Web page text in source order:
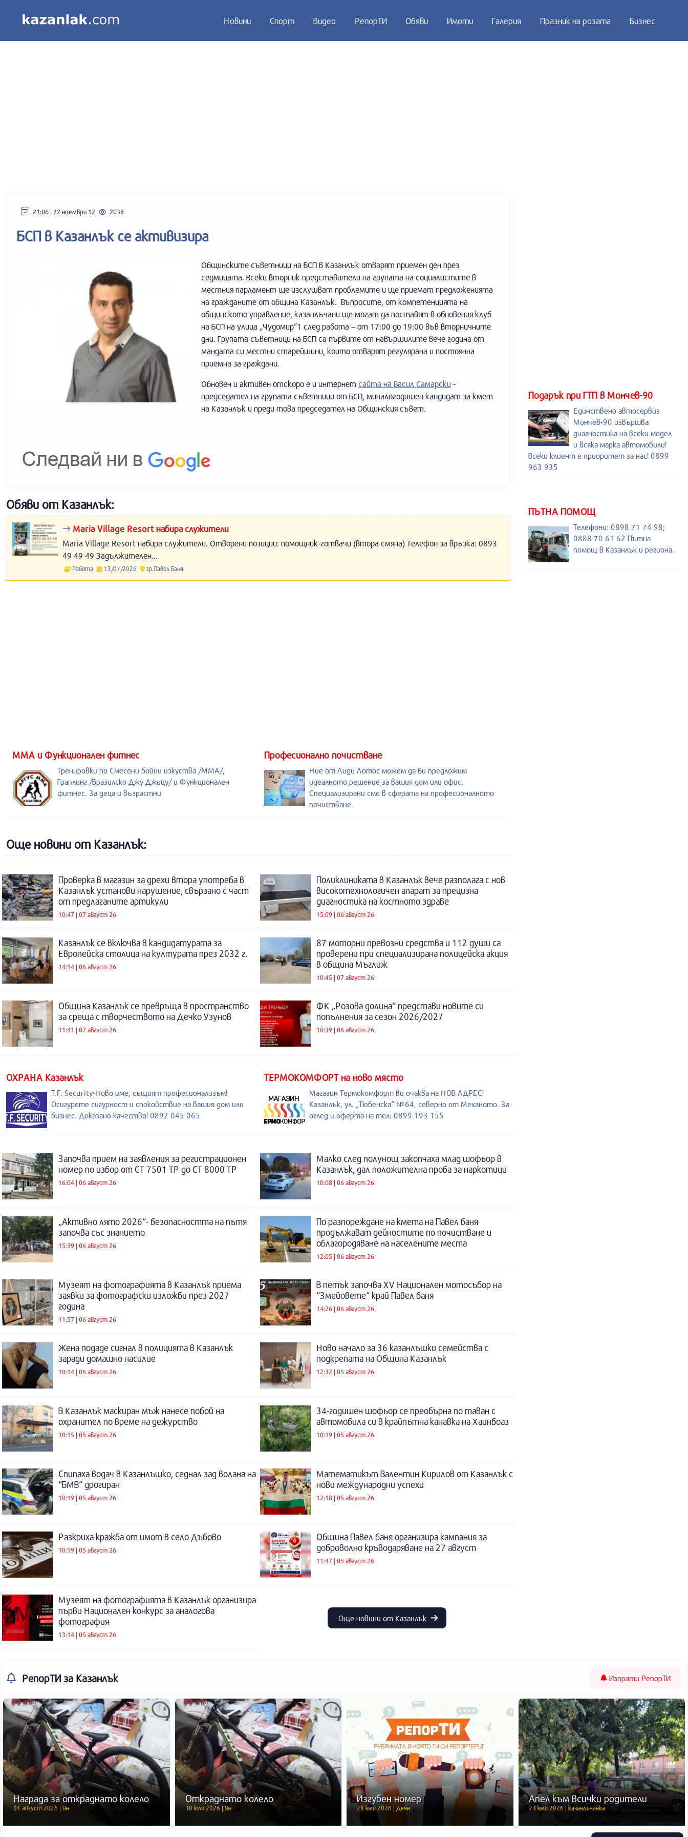
Новини Спорт Видео РепорТИ Обяви Имоти Галерия Празник на розата Бизнес
21:06 | 22 ноември 12 2038
БСП в Казанлък се активизира
Общинските съветници на БСП в Казанлък отварят приемен ден през
седмицата. Всеки вторник представители на групата на социалистите в
местния парламент ще изслушват проблемите и ще приемат предложенията
на гражданите от община Казанлък. Въпросите, от компетенцията на
общинското управление, казанлъчани ще могат да поставят в обновения клуб
на БСП на улица „Чудомир”1 след работа – от 17:00 до 19:00 във вторничните
дни. Групата съветници на БСП са първите от навършилите вече година от
мандата си местни старейшини, които отварят регулярана и постоянна
приемна за граждани.
Обновен и активен отскоро е и интернет сайта на Васил Самарски -
председател на групата съветници от БСП, миналогодишен кандидат за кмет
на Казанлък и преди това председател на Общинския съвет.
Обяви от Казанлък:
Maria Village Resort набира служители
Maria Village Resort набира служители. Отворени позиции: помощник-готвачи (втора смяна) Телефон за връзка: 0893
49 49 49 Задължителен...
Работа 13/07/2026 гр.Павел Баня
Подарък при ГТП в Мончев-90
Единствено автосервиз
Мончев-90 извършва
диагностика на всеки модел
и всяка марка автомобили!
Всеки клиент е приоритет за нас! 0899
963 935
ПЪТНА ПОМОЩ
Телефони: 0898 71 74 98;
0888 70 61 62 Пътна
помощ в Казанлък и региона.
ММА и Функционален фитнес
Тренировки по Смесени бойни изкуства /MMA/,
Граплинг /Бразилско Джу Джицу/ и Функционален
фитнес. За деца и възрастни
Професионално почистване
Ние от Лиди Лотос можем да Ви предложим
идеалното решение за вашия дом или офис.
Специализирани сме в сферата на професионалното
почистване.
Още новини от Казанлък:
Проверка в магазин за дрехи втора употреба в
Казанлък установи нарушение, свързано с част
от предлаганите артикули
10:47 | 07 август 26
Поликлиниката в Казанлък вече разполага с нов
високотехнологичен апарат за прецизна
диагностика на костното здраве
15:09 | 06 август 26
Казанлък се включва в кандидатурата за
Европейска столица на културата през 2032 г.
14:14 | 06 август 26
87 моторни превозни средства и 112 души са
проверени при специализирана полицейска акция
в община Мъглиж
10:45 | 07 август 26
Община Казанлък се превръща в пространство
за среща с творчеството на Дечко Узунов
11:41 | 07 август 26
ФК „Розова долина“ представи новите си
попълнения за сезон 2026/2027
10:39 | 06 август 26
ОХРАНА Казанлък
T.F. Security-Ново име, същият професионализъм!
Осигурете сигурност и спокойствие на вашия дом или
бизнес. Доказано качество! 0892 045 065
ТЕРМОКОМФОРТ на ново място
Магазин Термокомфорт ви очаква на НОВ АДРЕС!
Казанлък, ул. „Тюбенска“ №64, северно от Механото. За
оглед и оферта на тел: 0899 193 155
Започва прием на заявления за регистрационен
номер по избор от СТ 7501 ТР до СТ 8000 ТР
16:04 | 06 август 26
Малко след полунощ закопчаха млад шофьор в
Казанлък, дал положителна проба за наркотици
10:08 | 06 август 26
„Активно лято 2026“- безопасността на пътя
започва със знанието
15:39 | 06 август 26
По разпореждане на кмета на Павел баня
продължават дейностите по почистване и
облагородяване на населените места
12:05 | 06 август 26
Музеят на фотографията в Казанлък приема
заявки за фотографски изложби през 2027
година
11:57 | 06 август 26
В петък започва XV Национален мотосъбор на
“Змейовете“ край Павел баня
14:26 | 06 август 26
Жена подаде сигнал в полицията в Казанлък
заради домашно насилие
10:14 | 06 август 26
Ново начало за 36 казанлъшки семейства с
подкрепата на Община Казанлък
12:32 | 05 август 26
В Казанлък маскиран мъж нанесе побой на
охранител по време на дежурство
10:15 | 05 август 26
34-годишен шофьор се преобърна по таван с
автомобила си в крайпътна канавка на Хаинбоаз
10:19 | 05 август 26
Спипаха водач в Казанлъшко, седнал зад волана на
“БМВ“ дрогиран
10:19 | 05 август 26
Математикът Валентин Кирилов от Казанлък с
нови международни успехи
12:18 | 05 август 26
Разкриха кражба от имот в село Дъбово
10:19 | 05 август 26
Община Павел баня организира кампания за
доброволно кръводаряване на 27 август
11:47 | 05 август 26
Музеят на фотографията в Казанлък организира
първи Национален конкурс за аналогова
фотография
13:14 | 05 август 26
Още новини от Казанлък
РепорТИ за Казанлък Изпрати РепорТИ
Награда за откраднато колело
01 август 2026 | Ян
Откраднато колело
30 юли 2026 | Ян
Изгубен номер
28 юли 2026 | Деян
Апел към всички родители
23 юли 2026 | казанлъчанка